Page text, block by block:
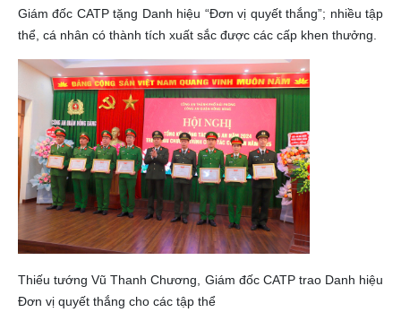
Giám đốc CATP tặng Danh hiệu “Đơn vị quyết thắng”; nhiều tập
thể, cá nhân có thành tích xuất sắc được các cấp khen thưởng.
Thiếu tướng Vũ Thanh Chương, Giám đốc CATP trao Danh hiệu
Đơn vị quyết thắng cho các tập thể